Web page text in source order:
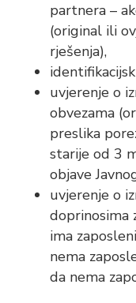
partnera –
(original ili
rješenja),
uvjerenje o
obvezama
preslika
starije od 3
objave
uvjerenje o
doprinosima
ima
nema
da nema